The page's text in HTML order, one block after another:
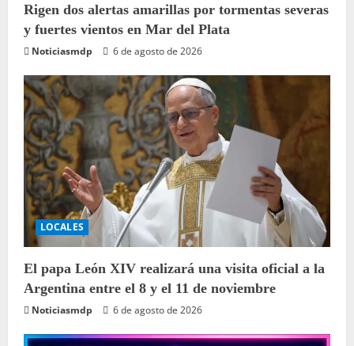
Rigen dos alertas amarillas por tormentas severas
y fuertes vientos en Mar del Plata
Noticiasmdp 6 de agosto de 2026
LOCALES
El papa León XIV realizará una visita oficial a la
Argentina entre el 8 y el 11 de noviembre
Noticiasmdp 6 de agosto de 2026